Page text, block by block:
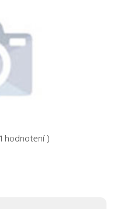
1 hodnotení )